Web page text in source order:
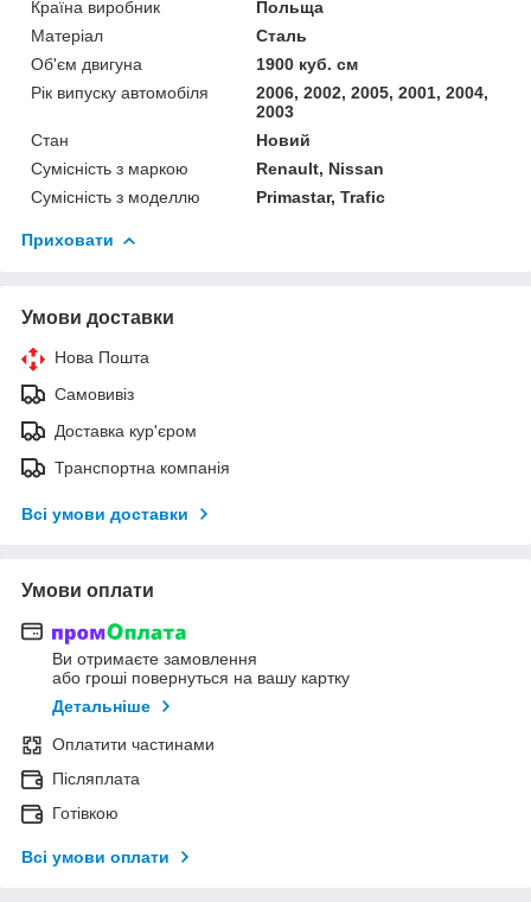
Країна виробник
Польща
Матеріал
Сталь
Об'єм двигуна
1900 куб. см
Рік випуску автомобіля
2006, 2002, 2005, 2001, 2004,
2003
Стан
Новий
Сумісність з маркою
Renault, Nissan
Сумісність з моделлю
Primastar, Trafic
Приховати
Умови доставки
Нова Пошта
Самовивіз
Доставка кур'єром
Транспортна компанія
Всі умови доставки
Умови оплати
Ви отримаєте замовлення
або гроші повернуться на вашу картку
Детальніше
Оплатити частинами
Післяплата
Готівкою
Всі умови оплати